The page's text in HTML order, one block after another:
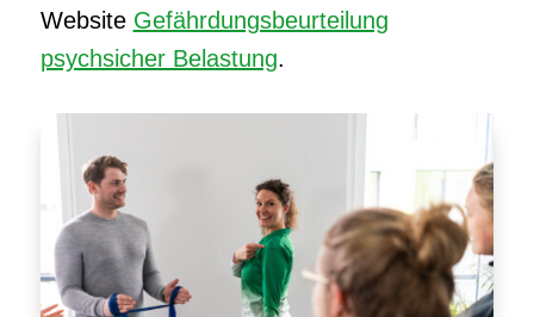
Website Gefährdungsbeurteilung
psychsicher Belastung.